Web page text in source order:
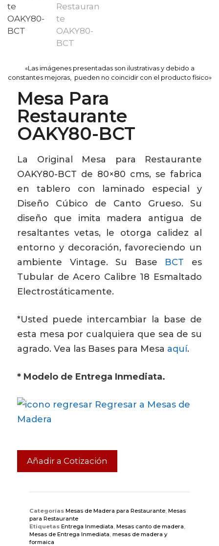
«Las imágenes presentadas son ilustrativas y debido a
constantes mejoras, pueden no coincidir con el producto físico»
Mesa Para
Restaurante
OAKY80-BCT
La Original Mesa para Restaurante
OAKY80-BCT de 80×80 cms, se fabrica
en tablero con laminado especial y
Diseño Cúbico de Canto Grueso. Su
diseño que imita madera antigua de
resaltantes vetas, le otorga calidez al
entorno y decoración, favoreciendo un
ambiente Vintage. Su Base BCT es
Tubular de Acero Calibre 18 Esmaltado
Electrostáticamente.
*Usted puede intercambiar la base de
esta mesa por cualquiera que sea de su
agrado. Vea las Bases para Mesa aquí.
* Modelo de Entrega Inmediata.
Regresar a Mesas de
Madera
Añadir a Cotización
Categorías Mesas de Madera para Restaurante Mesas
para Restaurante
Etiquetas Entrega Inmediata Mesas canto de madera
Mesas de Entrega Inmediata mesas de madera y
formaica